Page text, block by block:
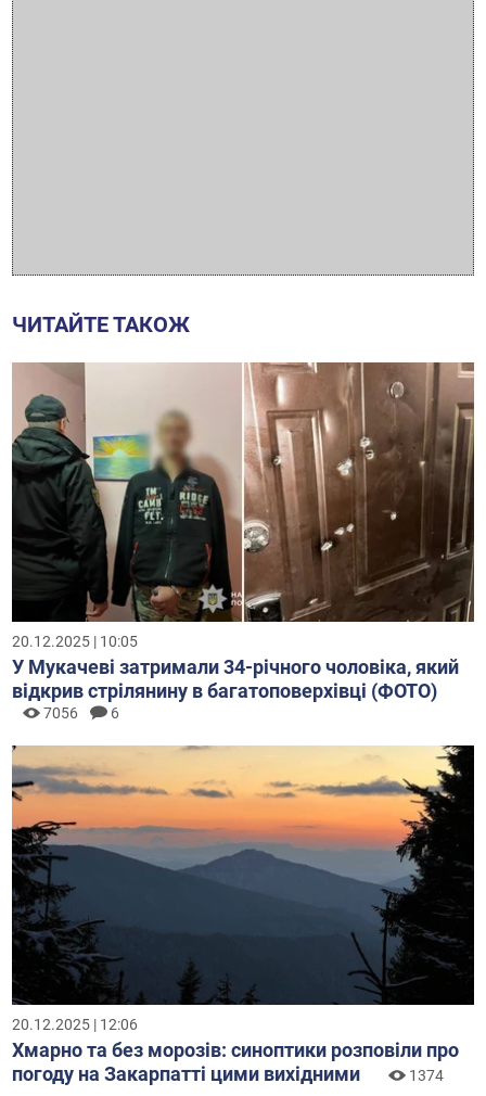
ЧИТАЙТЕ ТАКОЖ
20.12.2025 | 10:05
У Мукачеві затримали 34-річного чоловіка, який
відкрив стрілянину в багатоповерхівці (ФОТО)
7056 6
20.12.2025 | 12:06
Хмарно та без морозів: синоптики розповіли про
погоду на Закарпатті цими вихідними
1374